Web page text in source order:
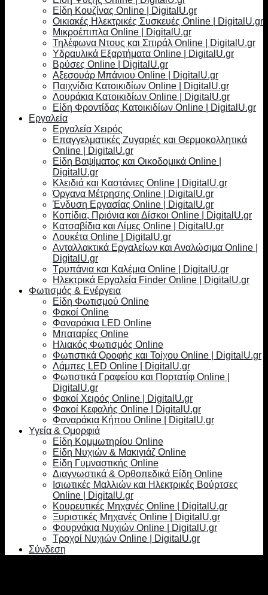
Είδη Κουζίνας Online | DigitalU.gr
Οικιακές Ηλεκτρικές Συσκευές Online | DigitalU.gr
Μικροέπιπλα Online | DigitalU.gr
Τηλέφωνα Ντους και Σπιράλ Online | DigitalU.gr
Υδραυλικά Εξαρτήματα Online | DigitalU.gr
Βρύσες Online | DigitalU.gr
Αξεσουάρ Μπάνιου Online | DigitalU.gr
Παιχνίδια Κατοικιδίων Online | DigitalU.gr
Λουράκια Κατοικιδίων Online | DigitalU.gr
Είδη Φροντίδας Κατοικιδίων Online | DigitalU.gr
Εργαλεία
Εργαλεία Χειρός
Επαγγελματικές Ζυγαριές και Θερμοκολλητικά
Online | DigitalU.gr
Είδη Βαψίματος και Οικοδομικά Online |
DigitalU.gr
Κλειδιά και Καστάνιες Online | DigitalU.gr
Όργανα Μέτρησης Online | DigitalU.gr
Ένδυση Εργασίας Online | DigitalU.gr
Κοπίδια, Πριόνια και Δίσκοι Online | DigitalU.gr
Κατσαβίδια και Λίμες Online | DigitalU.gr
Λουκέτα Online | DigitalU.gr
Ανταλλακτικά Εργαλείων και Αναλώσιμα Online |
DigitalU.gr
Τρυπάνια και Καλέμια Online | DigitalU.gr
Ηλεκτρικά Εργαλεία Finder Online | DigitalU.gr
Φωτισμός & Ενέργεια
Είδη Φωτισμού Online
Φακοί Online
Φαναράκια LED Online
Μπαταρίες Online
Ηλιακός Φωτισμός Online
Φωτιστικά Οροφής και Τοίχου Online | DigitalU.gr
Λάμπες LED Online | DigitalU.gr
Φωτιστικά Γραφείου και Πορτατίφ Online |
DigitalU.gr
Φακοί Χειρός Online | DigitalU.gr
Φακοί Κεφαλής Online | DigitalU.gr
Φαναράκια Κήπου Online | DigitalU.gr
Υγεία & Ομορφιά
Είδη Κομμωτηρίου Online
Είδη Νυχιών & Μακιγιάζ Online
Είδη Γυμναστικής Online
Διαγνωστικά & Ορθοπεδικά Είδη Online
Ισιωτικές Μαλλιών και Ηλεκτρικές Βούρτσες
Online | DigitalU.gr
Κουρευτικές Μηχανές Online | DigitalU.gr
Ξυριστικές Μηχανές Online | DigitalU.gr
Φουρνάκια Νυχιών Online | DigitalU.gr
Τροχοί Νυχιών Online | DigitalU.gr
Σύνδεση